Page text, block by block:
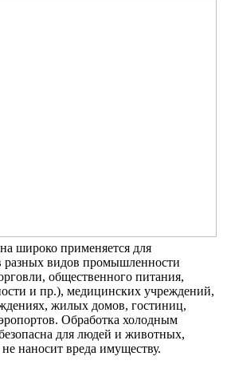
широко применяется для
разных видов промышленности
общественного питания,
и пр.), медицинских учреждений,
жилых домов, гостиниц,
Обработка холодным
для людей и животных,
наносит вреда имуществу.